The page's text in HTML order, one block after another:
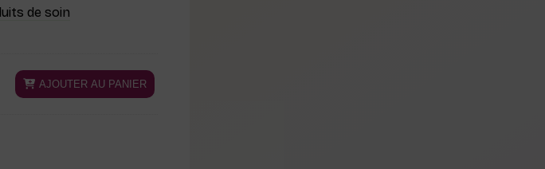
de soin
quantité
de
AJOUTER AU PANIER